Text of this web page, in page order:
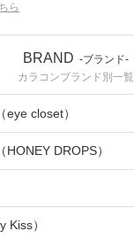
ら
BRAND -ブランド-
カラコンブランド別一覧
closet）
DROPS）
Kiss）